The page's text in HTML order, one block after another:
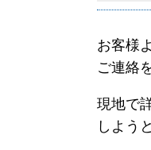
お客様
ご連絡
現地で
しよう